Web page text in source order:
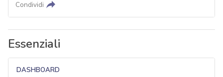
Condividi
Essenziali
DASHBOARD